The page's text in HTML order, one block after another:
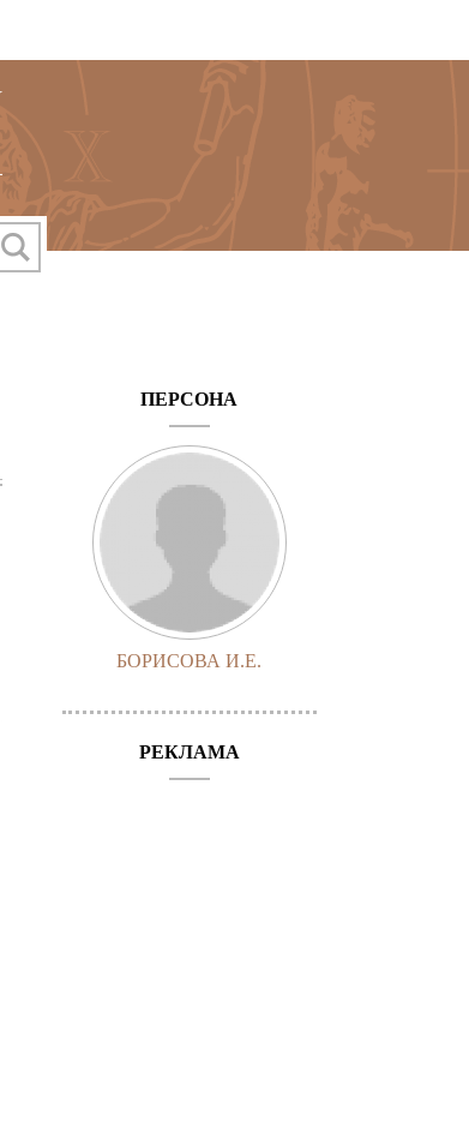
ПЕРСОНА
БОРИСОВА И.Е.
РЕКЛАМА